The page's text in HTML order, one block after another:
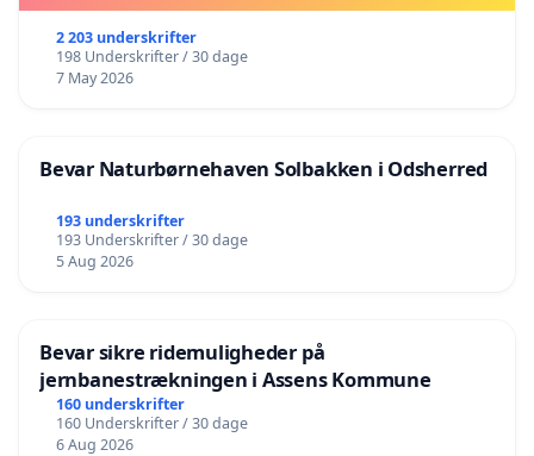
2 203 underskrifter
198 Underskrifter / 30 dage
7 May 2026
Bevar Naturbørnehaven Solbakken i Odsherred
193 underskrifter
193 Underskrifter / 30 dage
5 Aug 2026
Bevar sikre ridemuligheder på
jernbanestrækningen i Assens Kommune
160 underskrifter
160 Underskrifter / 30 dage
6 Aug 2026